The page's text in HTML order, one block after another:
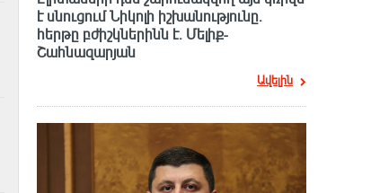
է սնուցում Նիկոլի իշխանությունը.
հերթը բժիշկներինն է. Մելիք-
Շահնազարյան
Ավելին